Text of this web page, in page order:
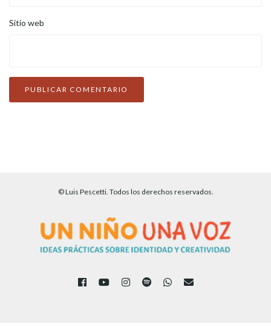
Sitio web
© Luis Pescetti. Todos los derechos reservados.